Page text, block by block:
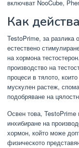
включват NooCube,
Как
TestoPrime, за разлика
естествено
на хормона
производство на
процеси в тялото,
мускулен растеж,
подобряване на
Освен това, TestoPrime
инхибиране на
хормон, който може
физическото